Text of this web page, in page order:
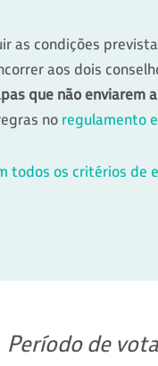
as condições
aos dois
que não enviarem
no regulamento
todos os critérios
Período de